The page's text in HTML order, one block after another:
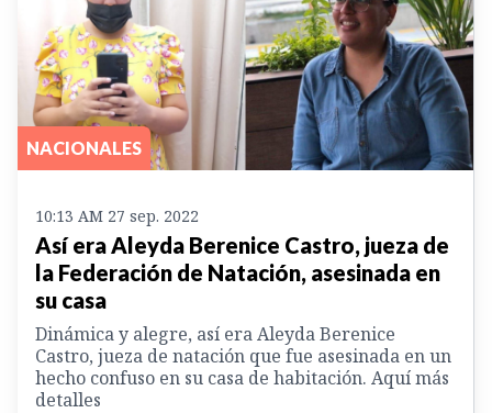
NACIONALES
10:13 AM 27 sep. 2022
Así era Aleyda Berenice Castro, jueza de
la Federación de Natación, asesinada en
su casa
Dinámica y alegre, así era Aleyda Berenice
Castro, jueza de natación que fue asesinada en un
hecho confuso en su casa de habitación. Aquí más
detalles